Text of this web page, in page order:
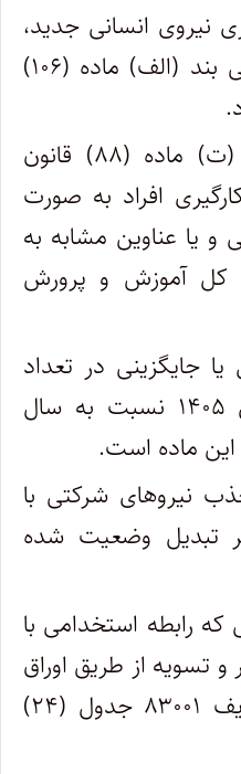
نیروی انسانی جدید،
در قالب ساز و کار اجرایی بند (الف) ماده (۱۰۶)
تبصره ۱- با رعایت بند (ت) ماده (۸۸) قانون
در سال ۱۴۰۵ به‌کارگیری افراد به صورت
و یا عناوین مشابه به
کل آموزش و پرورش
یا جایگزینی در تعداد
نیروهای شرکتی در سال ۱۴۰۵ نسبت به سال
و جذب نیروهای شرکتی با
تبدیل وضعیت شده
که رابطه استخدامی با
تسویه از طریق اوراق
تسویه خزانه موضوع ردیف ۸۳۰۰۱ جدول (۲۴)